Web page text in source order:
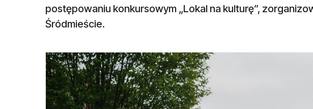
postępowaniu konkursowym „Lokal na kulturę”,
Śródmieście.